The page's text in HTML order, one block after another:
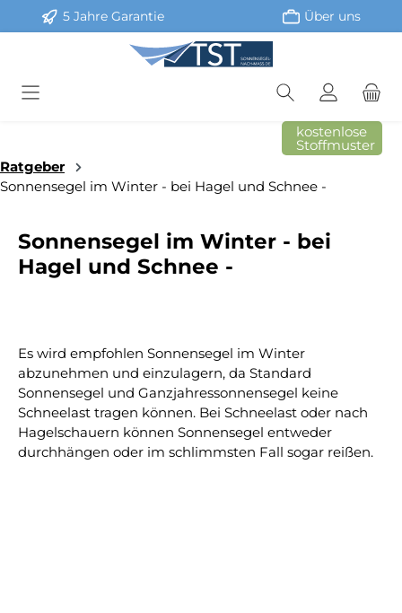
Zum Hauptinhalt springen
5 Jahre Garantie Über uns
kostenlose
Stoffmuster
Ratgeber
Sonnensegel im Winter - bei Hagel und Schnee -
Sonnensegel im Winter - bei
Hagel und Schnee -
Es wird empfohlen Sonnensegel im Winter
abzunehmen und einzulagern, da Standard
Sonnensegel und Ganzjahressonnensegel keine
Schneelast tragen können. Bei Schneelast oder nach
Hagelschauern können Sonnensegel entweder
durchhängen oder im schlimmsten Fall sogar reißen.